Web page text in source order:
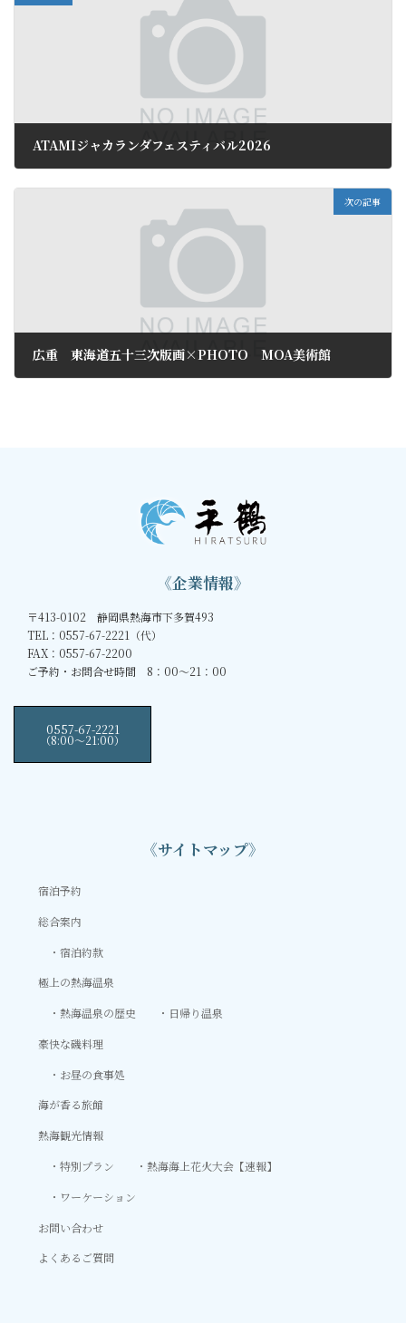
ATAMIジャカランダフェスティバル2026
次の記事
広重 東海道五十三次版画×PHOTO MOA美術館
《企業情報》
〒413-0102 静岡県熱海市下多賀493
TEL：0557-67-2221（代）
FAX：0557-67-2200
ご予約・お問合せ時間 8：00～21：00
0557-67-2221
（8:00〜21:00）
《サイトマップ》
宿泊予約
総合案内
宿泊約款
極上の熱海温泉
熱海温泉の歴史
日帰り温泉
豪快な磯料理
お昼の食事処
海が香る旅館
熱海観光情報
特別プラン
熱海海上花火大会【速報】
ワーケーション
お問い合わせ
よくあるご質問